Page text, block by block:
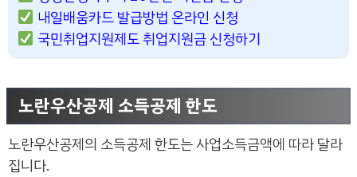
내일배움카드 발급방법 온라인 신청
국민취업지원제도 취업지원금 신청하기
노란우산공제 소득공제 한도
노란우산공제의 소득공제 한도는 사업소득금액에 따라 달라
집니다.